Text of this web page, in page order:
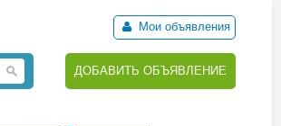
Мои объявления
ДОБАВИТЬ ОБЪЯВЛЕНИЕ